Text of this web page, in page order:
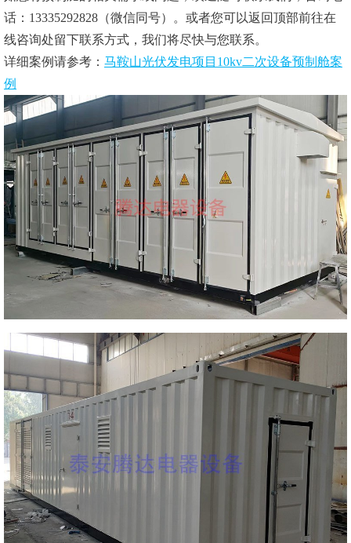
话：13335292828（微信同号）。或者您可以返回顶部前往在
线咨询处留下联系方式，我们将尽快与您联系。
详细案例请参考： 马鞍山光伏发电项目10kv二次设备预制舱案
例